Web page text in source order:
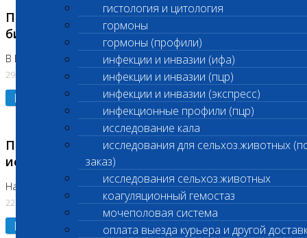
гистология и цитология
гормоны
гормоны (профили)
инфекции и инвазии (ифа)
инфекции и инвазии (пцр)
инфекции и инвазии (экспресс)
инфекционные профили (пцр)
исследование кала
исследования для сельхоз.животных
заказ)
исследования сельхоз.животных
коагуляционный гемостаз
мочеполовая система
оплата выезда курьера и другой
Приостановлено выполнение срочных
биохимических исследований
В Бутово 29.07.26
29.07.2026
Подробнее
Приостановлено выполнение биохимических
исследований
На Нагорной. Код ( 123,310,309)
22.07.2026
Подробнее